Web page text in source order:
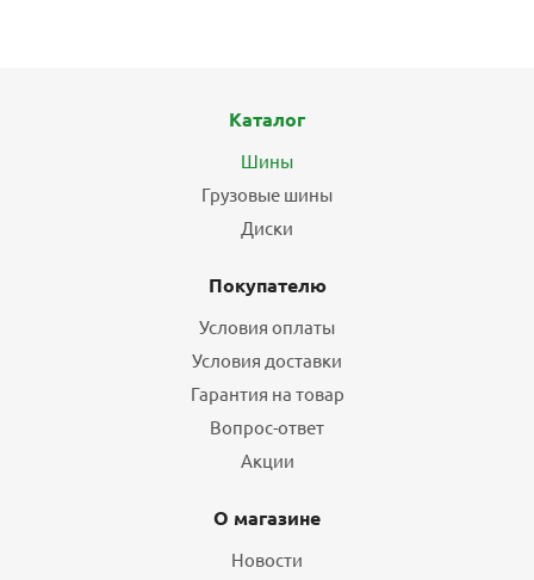
Каталог
Шины
Грузовые шины
Диски
Покупателю
Условия оплаты
Условия доставки
Гарантия на товар
Вопрос-ответ
Акции
О магазине
Новости